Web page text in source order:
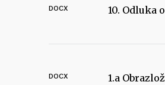
DOCX 10. Odluka
DOCX
1.a